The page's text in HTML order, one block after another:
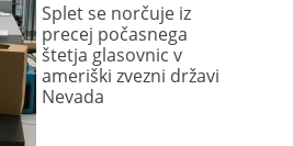
Splet se norčuje iz
precej počasnega
štetja glasovnic v
ameriški zvezni državi
Nevada